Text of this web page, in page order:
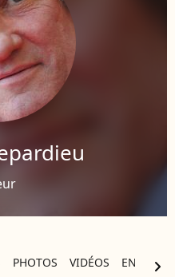
PHOTOS VIDÉOS chevron_right